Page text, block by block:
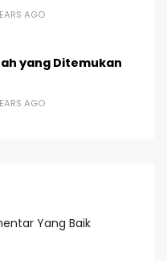
AGO
yang Ditemukan
AGO
Yang Baik